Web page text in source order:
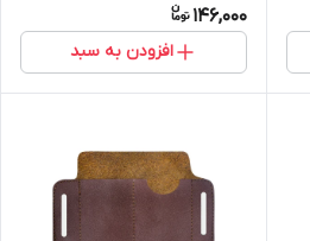
146,000
افزودن به سبد